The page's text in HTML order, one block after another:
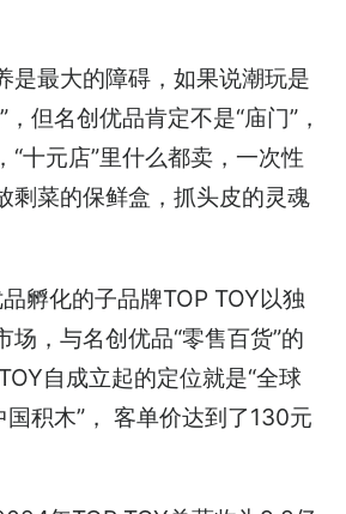
是最大的障碍，如果说潮玩是
但名创优品肯定不是“庙门”，
“十元店”里什么都卖，一次性
剩菜的保鲜盒，抓头皮的灵魂
孵化的子品牌TOP TOY以独
场，与名创优品“零售百货”的
自成立起的定位就是“全球
国积木”， 客单价达到了130元